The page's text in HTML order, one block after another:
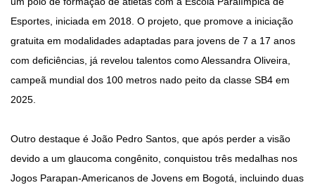
Esportes, iniciada em 2018. O projeto, que promove a iniciação
gratuita em modalidades adaptadas para jovens de 7 a 17 anos
com deficiências, já revelou talentos como Alessandra Oliveira,
campeã mundial dos 100 metros nado peito da classe SB4 em
2025.
Outro destaque é João Pedro Santos, que após perder a visão
devido a um glaucoma congênito, conquistou três medalhas nos
Jogos Parapan-Americanos de Jovens em Bogotá, incluindo duas